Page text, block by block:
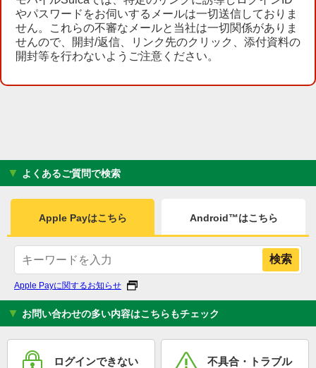
やパスワードをお伺いするメールは一切送信しておりま
せん。これらの不審なメールと当社は一切関係がありま
せんので、開封/返信、リンク先のクリック、添付資料の
開封等を行わないようご注意ください。
▼ よくあるご質問で検索
Apple Payはこちら Android™はこちら
Apple Payに関するお知らせ
▼ お問い合わせの多い内容はこちらもチェック
ログインできない 不具合・トラブル